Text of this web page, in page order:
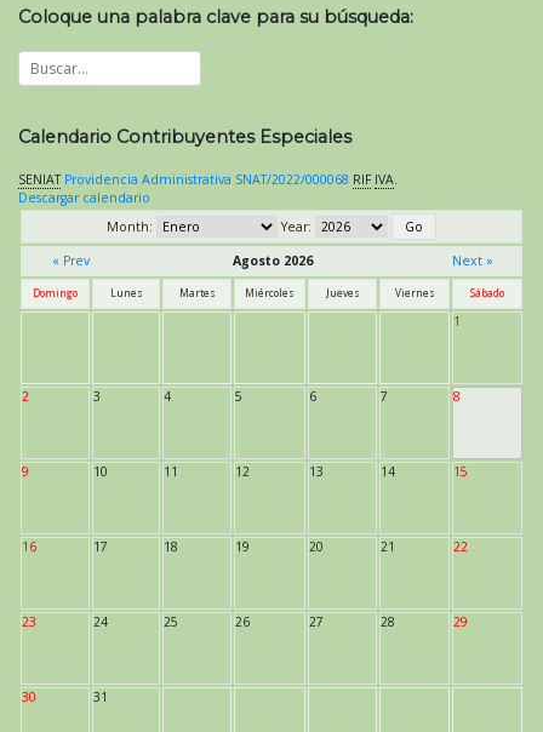
Coloque una palabra clave para su búsqueda:
Calendario Contribuyentes Especiales
SENIAT Providencia Administrativa SNAT/2022/000068 RIF IVA
Descargar calendario
Month:
Year:
« Prev
Agosto 2026 Next »
Domingo Lunes Martes Miércoles Jueves Viernes Sábado
1
2 3 4 5 6 7 8
9 10 11 12 13 14 15
16 17 18 19 20 21 22
23 24 25 26 27 28 29
30 31